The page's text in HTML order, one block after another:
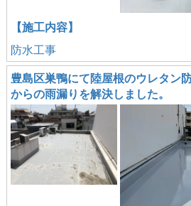
【施工内容】
防水工事
豊島区巣鴨にて陸屋根のウレタン
からの雨漏りを解決しました。